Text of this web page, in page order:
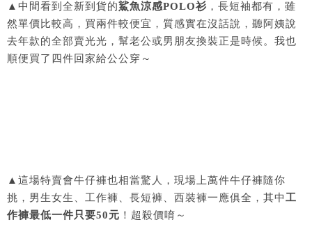
▲中間看到全新到貨的鯊魚涼感POLO衫 ，長短袖都有，雖
然單價比較高，買兩件較便宜，質感實在沒話說，聽阿姨說
去年款的全部賣光光，幫老公或男朋友換裝正是時候。我也
順便買了四件回家給公公穿～
▲這場特賣會牛仔褲也相當驚人，現場上萬件牛仔褲隨你
挑，男生女生、工作褲、長短褲、西裝褲一應俱全，其中工
作褲最低一件只要50元 ！超殺價唷～